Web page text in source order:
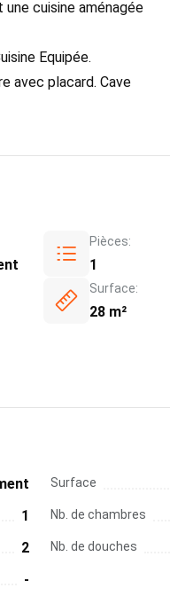
cuisine aménagée
Equipée.
avec placard. Cave
Pièces:
1
Surface:
28 m²
Surface
1 Nb. de chambres
2 Nb. de douches
-